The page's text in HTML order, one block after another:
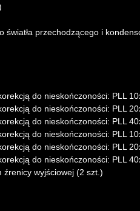
światła przechodzącego i
do nieskończoności: PLL
do nieskończoności: PLL
do nieskończoności: PLL
do nieskończoności: PLL
do nieskończoności: PLL
do nieskończoności: PLL
wyjściowej (2 szt.)